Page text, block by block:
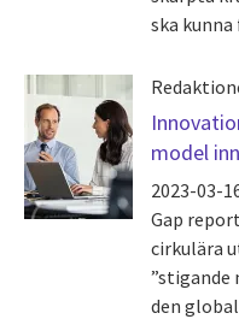
ska
model
2023-03-
Gap
cirkulära
den